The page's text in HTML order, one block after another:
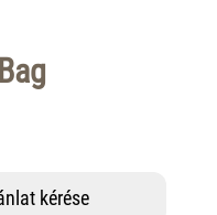
kérése